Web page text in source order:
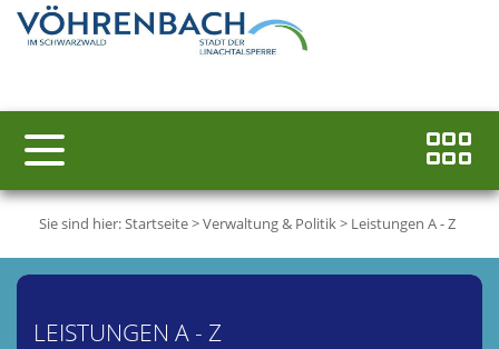
Sie sind hier:Startseite>Verwaltung & Politik> Leistungen A - Z
LEISTUNGEN A - Z